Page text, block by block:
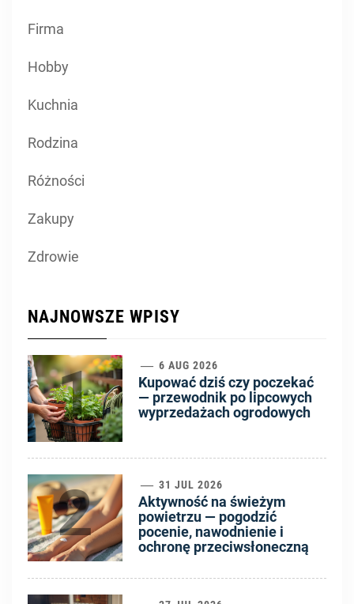
Firma
Hobby
Kuchnia
Rodzina
Różności
Zakupy
Zdrowie
NAJNOWSZE WPISY
1 6 AUG 2026
Kupować dziś czy poczekać
— przewodnik po lipcowych
wyprzedażach ogrodowych
2 31 JUL 2026
Aktywność na świeżym
powietrzu — pogodzić
pocenie, nawodnienie i
ochronę przeciwsłoneczną